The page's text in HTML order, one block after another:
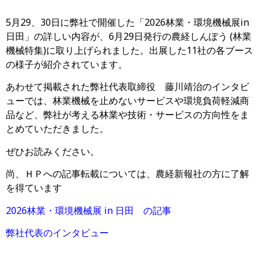
5月29、30日に弊社で開催した「2026林業・環境機械展in
日田」の詳しい内容が、6月29日発行の農経しんぽう (林業
機械特集)に取り上げられました。出展した11社の各ブース
の様子が紹介されています。
あわせて掲載された弊社代表取締役 藤川靖治のインタビ
ューでは、林業機械を止めないサービスや環境負荷軽減商
品など、弊社が考える林業や技術・サービスの方向性をま
とめていただきました。
ぜひお読みください。
尚、ＨＰへの記事転載については、農経新報社の方に了解
を得ています
2026林業・環境機械展 in 日田 の記事
弊社代表のインタビュー